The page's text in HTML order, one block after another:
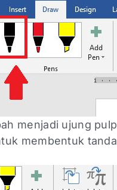
menjadi ujung
membentuk